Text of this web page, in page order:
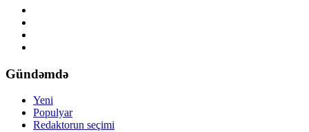
Gündəmdə
Yeni
Populyar
Redaktorun seçimi